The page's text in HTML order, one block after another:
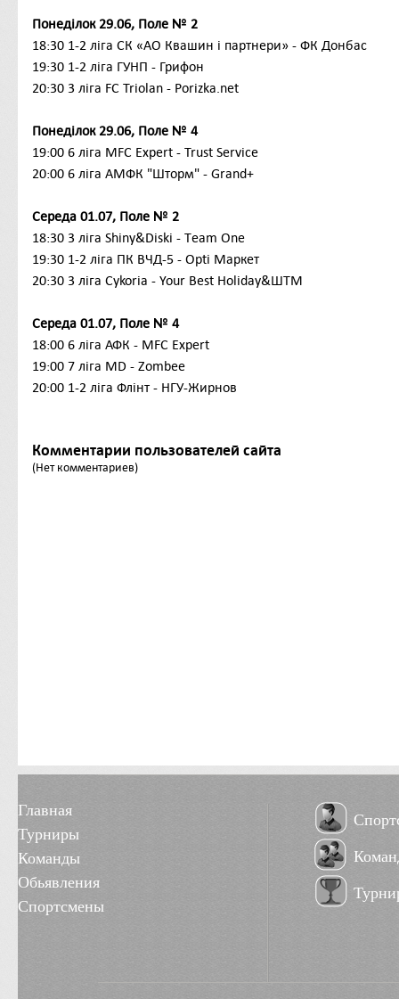
Понеділок 29.06, Поле № 2
18:30 1-2 ліга СК «АО Квашин і партнери» - ФК Донбас
19:30 1-2 ліга ГУНП - Грифон
20:30 3 ліга FC Triolan - Porizka.net
Понеділок 29.06, Поле № 4
19:00 6 ліга MFC Expert - Trust Service
20:00 6 ліга АМФК "Шторм" - Grand+
Середа 01.07, Поле № 2
18:30 3 ліга Shiny&Diski - Tеam One
19:30 1-2 ліга ПК ВЧД-5 - Opti Маркет
20:30 3 ліга Cykoria - Your Best Holiday&ШТМ
Середа 01.07, Поле № 4
18:00 6 ліга АФК - MFC Expert
19:00 7 ліга MD - Zombee
20:00 1-2 ліга Флінт - НГУ-Жирнов
Комментарии пользователей сайта
(Нет комментариев)
Главная
Турниры
Команды
Обьявления
Спортсмены